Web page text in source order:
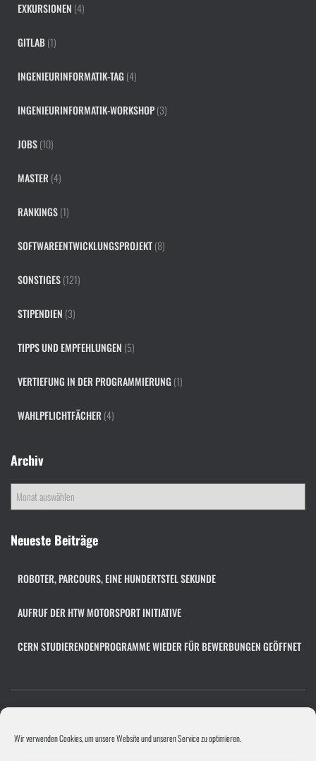
Wir verwenden Cookies, um unsere Website und unseren Service zu optimieren.
EXKURSIONEN (4)
GITLAB(1)
INGENIEURINFORMATIK-TAG (4)
INGENIEURINFORMATIK-WORKSHOP(3)
JOBS(10)
MASTER (4)
RANKINGS(1)
SOFTWAREENTWICKLUNGSPROJEKT(8)
SONSTIGES(121)
STIPENDIEN (3)
TIPPS UND EMPFEHLUNGEN (5)
VERTIEFUNG IN DER PROGRAMMIERUNG (1)
WAHLPFLICHTFÄCHER (4)
Archiv
h
Neueste Beiträge
ROBOTER, PARCOURS, EINE HUNDERTSTEL SEKUNDE
AUFRUF DER HTW MOTORSPORT INITIATIVE
CERN STUDIERENDENPROGRAMME WIEDER FÜR BEWERBUNGEN GEÖFFNET